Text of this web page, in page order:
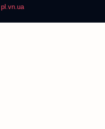
pl.vn.ua